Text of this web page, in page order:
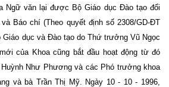
Ngữ văn lại được Bộ Giáo dục Đào tạo đổi
Báo chí (Theo quyết định số 2308/GD-ĐT
Giáo dục và Đào tạo do Thứ trưởng Vũ Ngọc
của Khoa cũng bắt đầu hoạt động từ đó
Như Phương và các Phó trưởng khoa
và bà Trần Thị Mỹ. Ngày 10 - 10 - 1996,